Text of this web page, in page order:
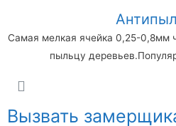
Самая мелкая ячейка 0,25-0,8мм
пыльцу
Вызвать